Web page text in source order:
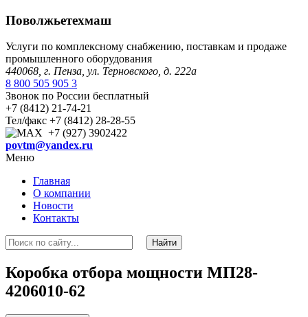
Поволжьетехмаш
Услуги по комплексному снабжению, поставкам и продаже
промышленного оборудования
440068, г. Пенза, ул. Терновского, д. 222а
8 800 505 905 3
Звонок по России бесплатный
+7 (8412) 21-74-21
Тел/факс +7 (8412) 28-28-55
+7 (927) 3902422
povtm@yandex.ru
Меню
Главная
О компании
Новости
Контакты
Коробка отбора мощности МП28-
4206010-62